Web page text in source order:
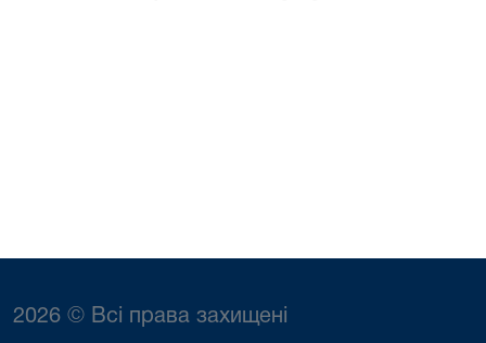
2026 © Всі права захищені